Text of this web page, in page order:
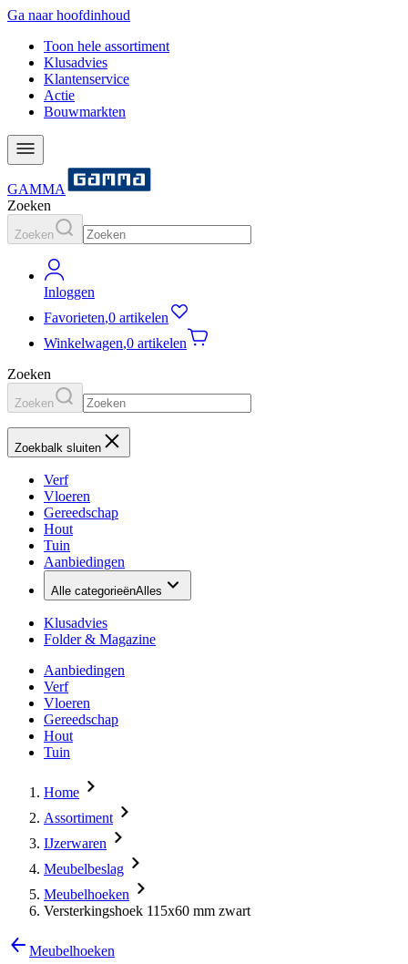
Ga naar hoofdinhoud
Toon hele assortiment
Klusadvies
Klantenservice
Actie
Bouwmarkten
GAMMA
Zoeken
Zoeken
Inloggen
Favorieten,0 artikelen
Winkelwagen,0 artikelen
Zoeken
Zoeken
Zoekbalk sluiten
Verf
Vloeren
Gereedschap
Hout
Tuin
Aanbiedingen
Alle categorieënAlles
Klusadvies
Folder & Magazine
Aanbiedingen
Verf
Vloeren
Gereedschap
Hout
Tuin
Home
Assortiment
IJzerwaren
Meubelbeslag
Meubelhoeken
Versterkingshoek 115x60 mm zwart
Meubelhoeken